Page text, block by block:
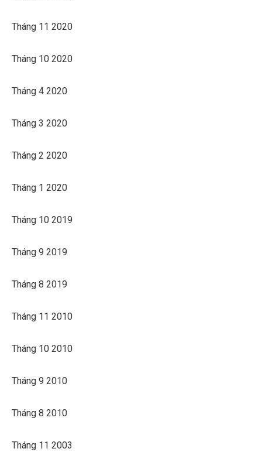
Tháng 11 2020
Tháng 10 2020
Tháng 4 2020
Tháng 3 2020
Tháng 2 2020
Tháng 1 2020
Tháng 10 2019
Tháng 9 2019
Tháng 8 2019
Tháng 11 2010
Tháng 10 2010
Tháng 9 2010
Tháng 8 2010
Tháng 11 2003